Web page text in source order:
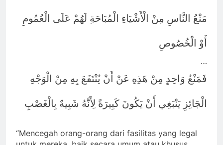
مَنْعُ النَّاسِ مِنْ الْأَشْيَاءِ الْمُبَاحَةِ لَهُمْ عَلَى الْعُمُومِ
أَوْ الْخُصُوصِ
…
فَمَنْعُ وَاحِدٍ مِنْ هَذِهِ عَنْ أَنْ يُنْتَفَعَ بِهِ مِنْ الْوَجْهِ
الْجَائِزِ يَنْبَغِي أَنْ يَكُونَ كَبِيرَةً لِأَنَّهُ شَبِيهٌ بِالْغَصْبِ
“Mencegah orang-orang dari fasilitas yang legal